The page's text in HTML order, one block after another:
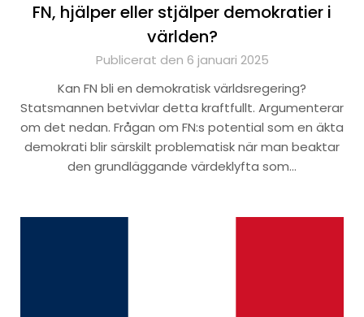
FN, hjälper eller stjälper demokratier i
världen?
Publicerat den 6 januari 2025
Kan FN bli en demokratisk världsregering?
Statsmannen betvivlar detta kraftfullt. Argumenterar
om det nedan. Frågan om FN:s potential som en äkta
demokrati blir särskilt problematisk när man beaktar
den grundläggande värdeklyfta som…